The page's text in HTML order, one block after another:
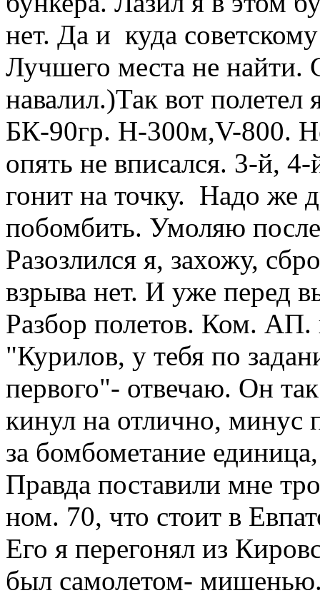
нет. Да и куда
Лучшего места не найти.
навалил.)Так вот
БК-90гр. Н-300м,V-800.
опять не вписался. 3-й,
гонит на точку. Надо же
побомбить. Умоляю
Разозлился я, захожу,
взрыва нет. И уже перед
Разбор полетов. Ком.
"Курилов, у тебя по
первого"- отвечаю. Он
кинул на отлично, минус
за бомбометание
Правда поставили мне
ном. 70, что стоит в
Его я перегонял из
был самолетом-